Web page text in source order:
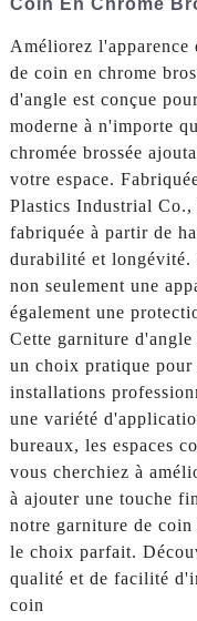
Améliorez l'apparence
de coin en chrome
d'angle est conçue
moderne à n'importe
chromée brossée
votre espace.
Plastics Industrial
fabriquée à partir de
durabilité et longévité.
non seulement une
également une
Cette garniture
un choix pratique
installations
une variété
bureaux, les espaces
vous cherchiez à
à ajouter une touche
notre garniture de
le choix parfait.
qualité et de facilité
coin